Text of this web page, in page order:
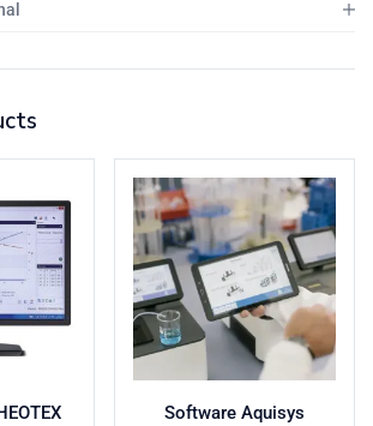
Software Aquisys